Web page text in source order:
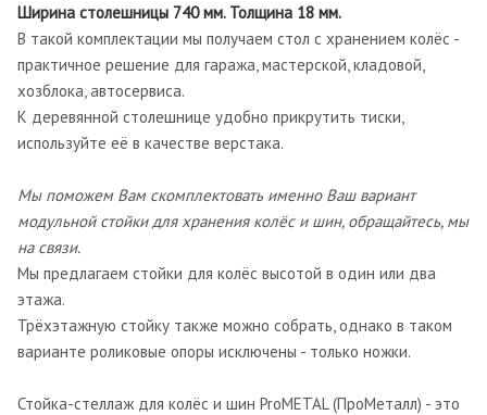
Ширина столешницы 740 мм. Толщина 18 мм.
В такой комплектации мы получаем стол с хранением колёс -
практичное решение для гаража, мастерской, кладовой,
хозблока, автосервиса.
К деревянной столешнице удобно прикрутить тиски,
используйте её в качестве верстака.
Мы поможем Вам скомплектовать именно Ваш вариант
модульной стойки для хранения колёс и шин, обращайтесь, мы
на связи.
Мы предлагаем стойки для колёс высотой в один или два
этажа.
Трёхэтажную стойку также можно собрать, однако в таком
варианте роликовые опоры исключены - только ножки.
Стойка-стеллаж для колёс и шин ProMETAL (ПроМеталл) - это